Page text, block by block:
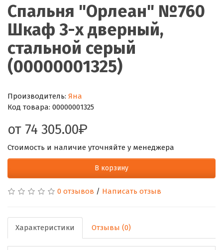
Спальня "Орлеан" №760
Шкаф 3-х дверный,
стальной серый
(00000001325)
Производитель: Яна
Код товара: 00000001325
от 74 305.00
Стоимость и наличие уточняйте у менеджера
В корзину
0 отзывов / Написать отзыв
Характеристики Отзывы (0)